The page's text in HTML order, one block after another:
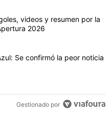
más comentarios en los
"Cruz Azul 2-3 Atlante:
videos y resumen por la
2026
"Duro revés para Cruz Azul:
Se confirmó la peor noticia
Gestionado por